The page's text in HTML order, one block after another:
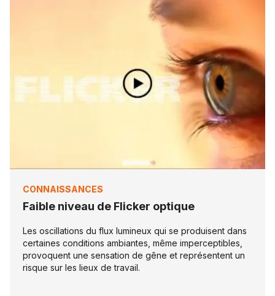
CONNAISSANCES
Faible niveau de Flicker optique
Les oscillations du flux lumineux qui se produisent dans
certaines conditions ambiantes, même imperceptibles,
provoquent une sensation de gêne et représentent un
risque sur les lieux de travail.